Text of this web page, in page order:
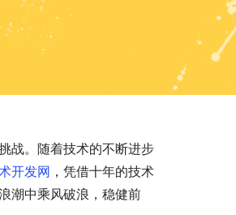
战。随着技术的不断进步
开发网 ，凭借十年的技术
潮中乘风破浪，稳健前